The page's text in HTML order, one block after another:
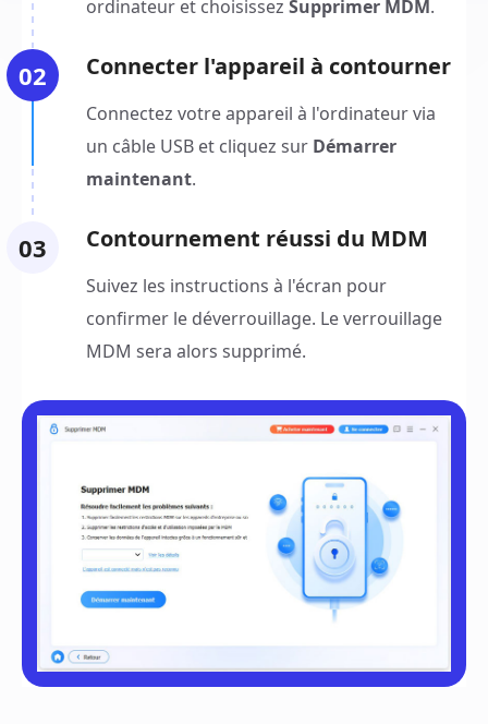
ordinateur et choisissezSupprimer MDM.
02 Connecter l'appareil à contourner
Connectez votre appareil à l'ordinateur via
un câble USB et cliquez sur Démarrer
maintenant.
03 Contournement réussi du MDM
Suivez les instructions à l'écran pour
confirmer le déverrouillage. Le verrouillage
MDM sera alors supprimé.